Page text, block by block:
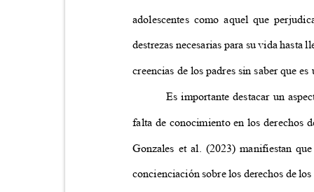
adolescentes como aquel que
destrezas necesarias para su vida
creencias de los padres sin saber que
Es importante destacar un
falta de conocimiento en los derechos
Gonzales et al. (2023) manifiestan
concienciación sobre los derechos de